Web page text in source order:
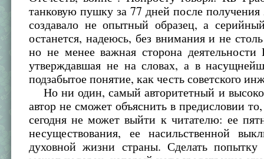
танковую пушку за 77 дней после получения
создавало не опытный образец, а
останется, надеюсь, без внимания и не
но не менее важная сторона
утверждавшая не на словах, а в
подзабытое понятие, как честь советского
Но ни один, самый авторитетный и
автор не сможет объяснить в предисловии
сегодня не может выйти к читателю: ее
несуществования, ее насильственной
духовной жизни страны. Сделать попытку